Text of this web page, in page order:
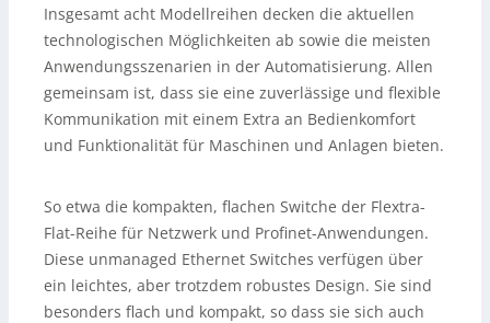
Insgesamt acht Modellreihen decken die aktuellen
technologischen Möglichkeiten ab sowie die meisten
Anwendungsszenarien in der Automatisierung. Allen
gemeinsam ist, dass sie eine zuverlässige und flexible
Kommunikation mit einem Extra an Bedienkomfort
und Funktionalität für Maschinen und Anlagen bieten.
So etwa die kompakten, flachen Switche der Flextra-
Flat-Reihe für Netzwerk und Profinet-Anwendungen.
Diese unmanaged Ethernet Switches verfügen über
ein leichtes, aber trotzdem robustes Design. Sie sind
besonders flach und kompakt, so dass sie sich auch